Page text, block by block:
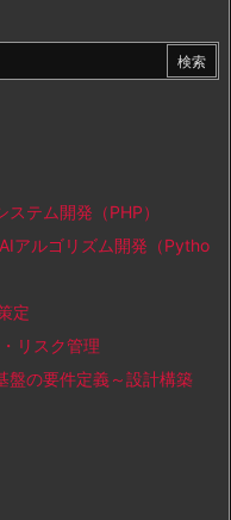
テム開発（PHP）
アルゴリズム開発（Pytho
定
リスク管理
盤の要件定義～設計構築